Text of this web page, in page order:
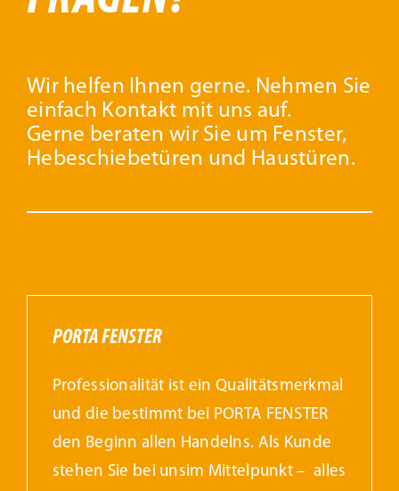
Fensterbänke
Shop
Konfigurator
Karriere
Nachhaltigkeit
Kundenservice
Wir helfen Ihnen gerne. Nehmen Sie
einfach Kontakt mit uns auf.
Gerne beraten wir Sie um Fenster,
Hebeschiebetüren und Haustüren.
PORTA FENSTER
Professionalität ist ein Qualitätsmerkmal
und die bestimmt bei PORTA FENSTER
den Beginn allen Handelns. Als Kunde
stehen Sie bei unsim Mittelpunkt – alles